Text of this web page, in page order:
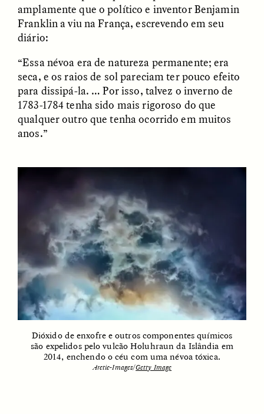
Are the Missing Link
ESSAY /
Cold-Water Swimming
Brings New Life to
Aging Bodies
desde los márgenes
ESSAY /STRANGER LANDS
LUIS ALFREDO BRICEÑO
GONZÁLEZ
ESSAY /STRANGER LANDS
Surveillance et
LUIS ALFREDO BRICEÑO
GONZÁLEZ
amplamente que o político e inventor Benjamin
Franklin a viu na França, escrevendo em seu
diário:
“Essa névoa era de natureza permanente; era
seca, e os raios de sol pareciam ter pouco efeito
para dissipá-la. … Por isso, talvez o inverno de
1783-1784 tenha sido mais rigoroso do que
qualquer outro que tenha ocorrido em muitos
anos.”
Dióxido de enxofre e outros componentes químicos
são expelidos pelo vulcão Holuhraun da Islândia em
2014, enchendo o céu com uma névoa tóxica.
Arctic-Images/Getty Image